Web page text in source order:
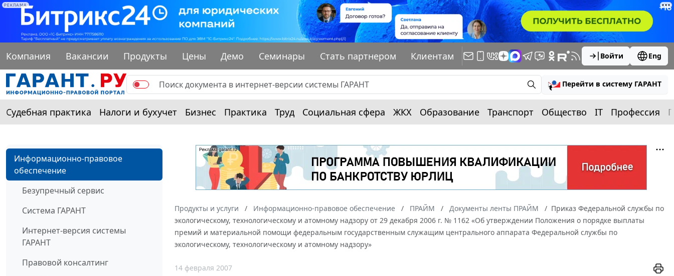
РЕКЛАМА
Компания Вакансии Продукты Цены Демо Семинары Стать партнером Клиентам Войти Eng
Перейти в систему ГАРАНТ
Судебная практика Налоги и бухучет Бизнес Практика Труд Социальная сфера ЖКХ Образование Транспорт Общество IT Профессия
Информационно-правовое
обеспечение
Безупречный сервис
Система ГАРАНТ
Интернет-версия системы
ГАРАНТ
Правовой консалтинг
Продукты и услуги Информационно-правовое обеспечение ПРАЙМ Документы ленты ПРАЙМ
Приказ Федеральной службы по
экологическому, технологическому и атомному надзору от 29 декабря 2006 г. № 1162 «Об утверждении Положения о порядке выплаты
премий и материальной помощи федеральным государственным служащим центрального аппарата Федеральной службы по
экологическому, технологическому и атомному надзору»
14 февраля 2007